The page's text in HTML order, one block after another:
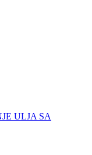
ULJA SA